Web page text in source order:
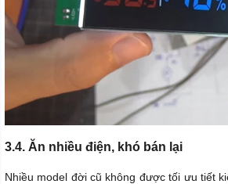
3.4. Ăn nhiều điện, khó bán lại
Nhiều model đời cũ không được tối ưu tiết